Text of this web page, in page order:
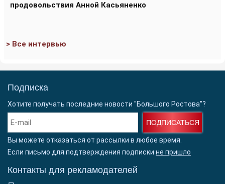
продовольствия Анной Касьяненко
> Все интервью
Подписка
Хотите получать последние новости "Большого Ростова"?
ПОДПИСАТЬСЯ
Вы можете отказаться от рассылки в любое время.
Если письмо для подтверждения подписки не пришло
Контакты для рекламодателей